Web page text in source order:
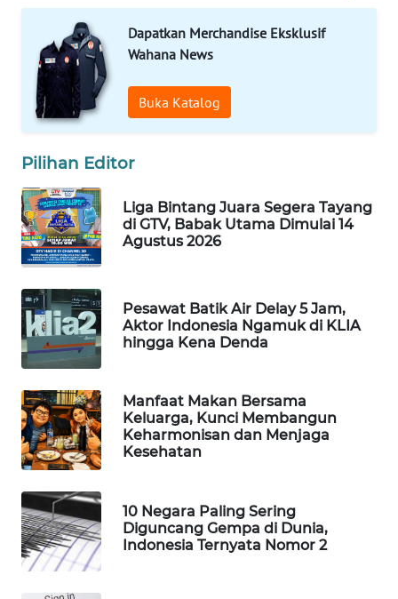
Dapatkan Merchandise Eksklusif
Wahana News
Buka Katalog
Pilihan Editor
Liga Bintang Juara Segera Tayang
di GTV, Babak Utama Dimulai 14
Agustus 2026
Pesawat Batik Air Delay 5 Jam,
Aktor Indonesia Ngamuk di KLIA
hingga Kena Denda
Manfaat Makan Bersama
Keluarga, Kunci Membangun
Keharmonisan dan Menjaga
Kesehatan
10 Negara Paling Sering
Diguncang Gempa di Dunia,
Indonesia Ternyata Nomor 2
WAHANANEWS
ID
WAHANANEWS
CO ID
WAHANANEWS
WAHANA
SPORT
WAHANA
UMKM
WAHANA
SELEB
WAHANA
PERSONA
OTOMOTIF
WAHANA
HEALTH